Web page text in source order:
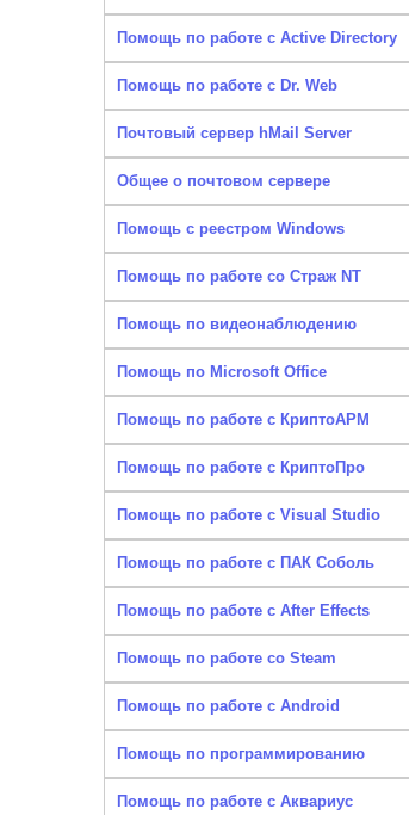
Помощь по работе с Active Directory
Помощь по работе с Dr. Web
Почтовый сервер hMail Server
Общее о почтовом сервере
Помощь с реестром Windows
Помощь по работе со Страж NT
Помощь по видеонаблюдению
Помощь по Microsoft Office
Помощь по работе с КриптоАРМ
Помощь по работе с КриптоПро
Помощь по работе с Visual Studio
Помощь по работе с ПАК Соболь
Помощь по работе с After Effects
Помощь по работе со Steam
Помощь по работе с Android
Помощь по программированию
Помощь по работе с Аквариус